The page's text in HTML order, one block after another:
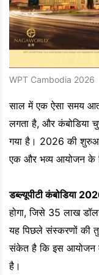
WPT Cambodia 2026
साल में एक ऐसा समय
लगता है, और कंबोडिया
गया है। 2026 की
एक और भव्य आयोजन के
डब्ल्यूपीटी कंबोडिया
होगा, जिसे 35 लाख
यह पिछले संस्करणों की
संकेत है कि इस आयोजन
है।